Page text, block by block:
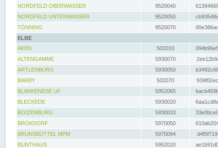
NORDFELD OBERWASSER
9520040
NORDFELD UNTERWASSER
9520050
TÖNNING
9520070
ELBE
AKEN
502010
ALTENGAMME
5930070
ARTLENBURG
5930050
BARBY
502070
BLANKENESE UF
5952065
BLECKEDE
5930020
BOIZENBURG
5930033
BROKDORF
5970050
BRUNSBÜTTEL MPM
5970094
BUNTHAUS
5952020